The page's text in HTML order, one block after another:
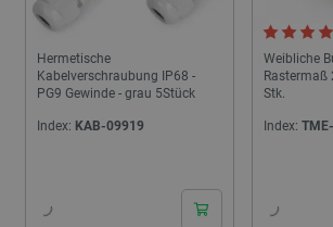
Hermetische
Kabelverschraubung IP68 -
PG9 Gewinde - grau 5Stück
Index: KAB-09919
Weibliche
Rastermaß
Stk.
Index: